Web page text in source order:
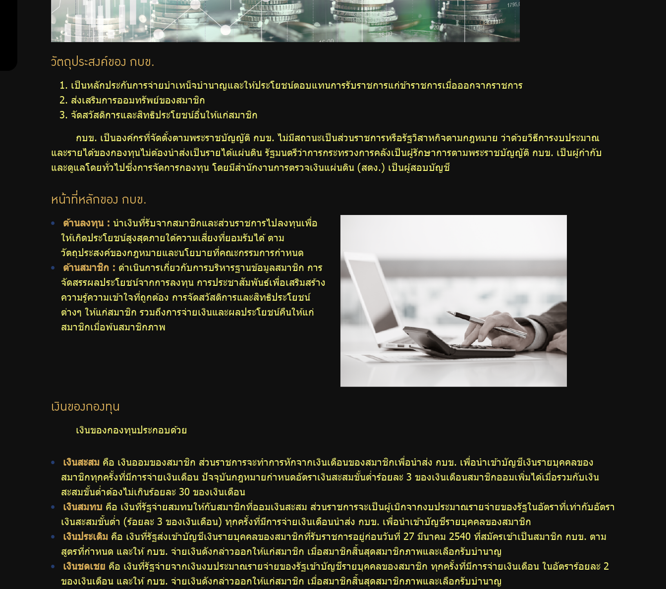
วัตถุประสงค์ของ กบข.
เป็นหลักประกันการจ่ายบำเหน็จบำนาญและให้ประโยชน์ตอบแทนการรับราชการแก่ข้าราชการเมื่อออกจากราชการ
ส่งเสริมการออมทรัพย์ของสมาชิก
จัดสวัสดิการและสิทธิประโยชน์อื่นให้แก่สมาชิก
กบข. เป็นองค์กรที่จัดตั้งตามพระราชบัญญัติ กบข. ไม่มีสถานะเป็นส่วนราชการหรือรัฐวิสาหกิจตามกฎหมาย ว่าด้วยวิธีการงบประมาณ
และรายได้ของกองทุนไม่ต้องนำส่งเป็นรายได้แผ่นดิน รัฐมนตรีว่าการกระทรวงการคลังเป็นผู้รักษาการตามพระราชบัญญัติ กบข. เป็นผู้กำกับ
และดูแลโดยทั่วไปซึ่งการจัดการกองทุน โดยมีสำนักงานการตรวจเงินแผ่นดิน (สตง.) เป็นผู้สอบบัญชี
หน้าที่หลักของ กบข.
ด้านลงทุน : นำเงินที่รับจากสมาชิกและส่วนราชการไปลงทุนเพื่อ
ให้เกิดประโยชน์สูงสุดภายใต้ความเสี่ยงที่ยอมรับได้ ตาม
วัตถุประสงค์ของกฎหมายและนโยบายที่คณะกรรมการกำหนด
ด้านสมาชิก : ดำเนินการเกี่ยวกับการบริหารฐานข้อมูลสมาชิก การ
จัดสรรผลประโยชน์จากการลงทุน การประชาสัมพันธ์เพื่อเสริมสร้าง
ความรู้ความเข้าใจที่ถูกต้อง การจัดสวัสดิการและสิทธิประโยชน์
ต่างๆ ให้แก่สมาชิก รวมถึงการจ่ายเงินและผลประโยชน์คืนให้แก่
สมาชิกเมื่อพ้นสมาชิกภาพ
เงินของกองทุน
เงินของกองทุนประกอบด้วย
เงินสะสม คือ เงินออมของสมาชิก ส่วนราชการจะทำการหักจากเงินเดือนของสมาชิกเพื่อนำส่ง กบข. เพื่อนำเข้าบัญชีเงินรายบุคคลของ
สมาชิกทุกครั้งที่มีการจ่ายเงินเดือน ปัจจุบันกฎหมายกำหนดอัตราเงินสะสมขั้นต่ำร้อยละ 3 ของเงินเดือนสมาชิกออมเพิ่มได้เมื่อรวมกับเงิน
สะสมขั้นต่ำต้องไม่เกินร้อยละ 30 ของเงินเดือน
เงินสมทบ คือ เงินที่รัฐจ่ายสมทบให้กับสมาชิกที่ออมเงินสะสม ส่วนราชการจะเป็นผู้เบิกจากงบประมาณรายจ่ายของรัฐในอัตราที่เท่ากับอัตรา
เงินสะสมขั้นต่ำ (ร้อยละ 3 ของเงินเดือน) ทุกครั้งที่มีการจ่ายเงินเดือนนำส่ง กบข. เพื่อนำเข้าบัญชีรายบุคคลของสมาชิก
เงินประเดิม คือ เงินที่รัฐส่งเข้าบัญชีเงินรายบุคคลของสมาชิกที่รับราชการอยู่ก่อนวันที่ 27 มีนาคม 2540 ที่สมัครเข้าเป็นสมาชิก กบข. ตาม
สูตรที่กำหนด และให้ กบข. จ่ายเงินดังกล่าวออกให้แก่สมาชิก เมื่อสมาชิกสิ้นสุดสมาชิกภาพและเลือกรับบำนาญ
เงินชดเชย คือ เงินที่รัฐจ่ายจากเงินงบประมาณรายจ่ายของรัฐเข้าบัญชีรายบุคคลของสมาชิก ทุกครั้งที่มีการจ่ายเงินเดือน ในอัตราร้อยละ 2
ของเงินเดือน และให้ กบข. จ่ายเงินดังกล่าวออกให้แก่สมาชิก เมื่อสมาชิกสิ้นสุดสมาชิกภาพและเลือกรับบำนาญ